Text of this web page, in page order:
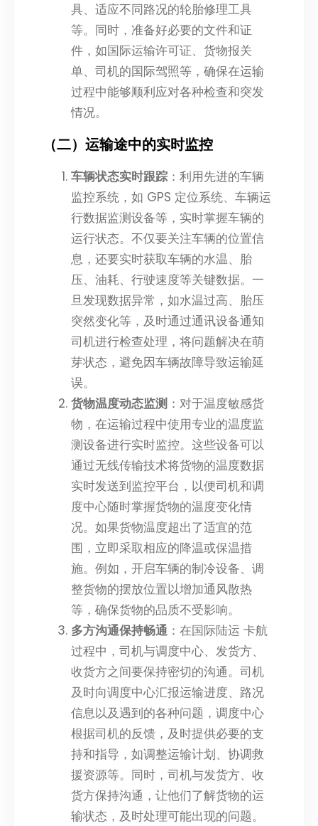
具、适应不同路况的轮胎修理工具
等。同时，准备好必要的文件和证
件，如国际运输许可证、货物报关
单、司机的国际驾照等，确保在运输
过程中能够顺利应对各种检查和突发
情况。
（二）运输途中的实时监控
车辆状态实时跟踪 ：利用先进的车辆
监控系统，如 GPS 定位系统、车辆运
行数据监测设备等，实时掌握车辆的
运行状态。不仅要关注车辆的位置信
息，还要实时获取车辆的水温、胎
压、油耗、行驶速度等关键数据。一
旦发现数据异常，如水温过高、胎压
突然变化等，及时通过通讯设备通知
司机进行检查处理，将问题解决在萌
芽状态，避免因车辆故障导致运输延
误。
货物温度动态监测 ：对于温度敏感货
物，在运输过程中使用专业的温度监
测设备进行实时监控。这些设备可以
通过无线传输技术将货物的温度数据
实时发送到监控平台，以便司机和调
度中心随时掌握货物的温度变化情
况。如果货物温度超出了适宜的范
围，立即采取相应的降温或保温措
施。例如，开启车辆的制冷设备、调
整货物的摆放位置以增加通风散热
等，确保货物的品质不受影响。
多方沟通保持畅通 ：在国际陆运 卡航
过程中，司机与调度中心、发货方、
收货方之间要保持密切的沟通。司机
及时向调度中心汇报运输进度、路况
信息以及遇到的各种问题，调度中心
根据司机的反馈，及时提供必要的支
持和指导，如调整运输计划、协调救
援资源等。同时，司机与发货方、收
货方保持沟通，让他们了解货物的运
输状态，及时处理可能出现的问题。